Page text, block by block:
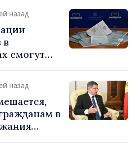
назад
в
смогут
домов
назад
в